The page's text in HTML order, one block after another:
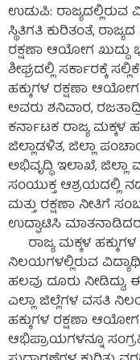
ಉಡುಪಿ:
ಸ್ಥಿತಿಗತಿ ಕುರಿತಂತೆ,
ರಕ್ಷಣಾ ಆಯೋಗ ಖುದ್ದು
ಶೀಘ್ರದಲ್ಲಿ ಸರ್ಕಾರಕ್ಕೆ
ಹಕ್ಕುಗಳ ರಕ್ಷಣಾ
ಅವರು ಶನಿವಾರ,
ಕರ್ನಾಟಕ ರಾಜ್ಯ ಮಕ್ಕಳ
ಜಿಲ್ಲಾಡಳಿತ, ಜಿಲ್ಲಾ
ಅಭಿವೃದ್ಧಿ ಇಲಾಖೆ,
ಸಂಯುಕ್ತ ಆಶ್ರಯದಲ್ಲಿ
ಮತ್ತು ರಕ್ಷಣಾ ನೀತಿಗೆ
ಉದ್ಘಾಟಿಸಿ
ರಾಜ್ಯ ಮಕ್ಕಳ
ನಿಲಯಗಳಲ್ಲಿರುವ
ಹಲವು ದೂರು ನೀಡಿದ್ದು,
ಎಲ್ಲಾ ಜಿಲ್ಲೆಗಳ ವಸತಿ
ಹಕ್ಕುಗಳ ರಕ್ಷಣಾ
ಆಭಿಪ್ರಾಯಗಳನ್ನೂ